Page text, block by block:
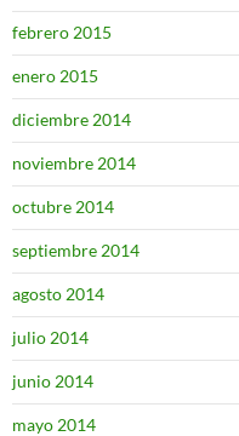
febrero 2015
enero 2015
diciembre 2014
noviembre 2014
octubre 2014
septiembre 2014
agosto 2014
julio 2014
junio 2014
mayo 2014